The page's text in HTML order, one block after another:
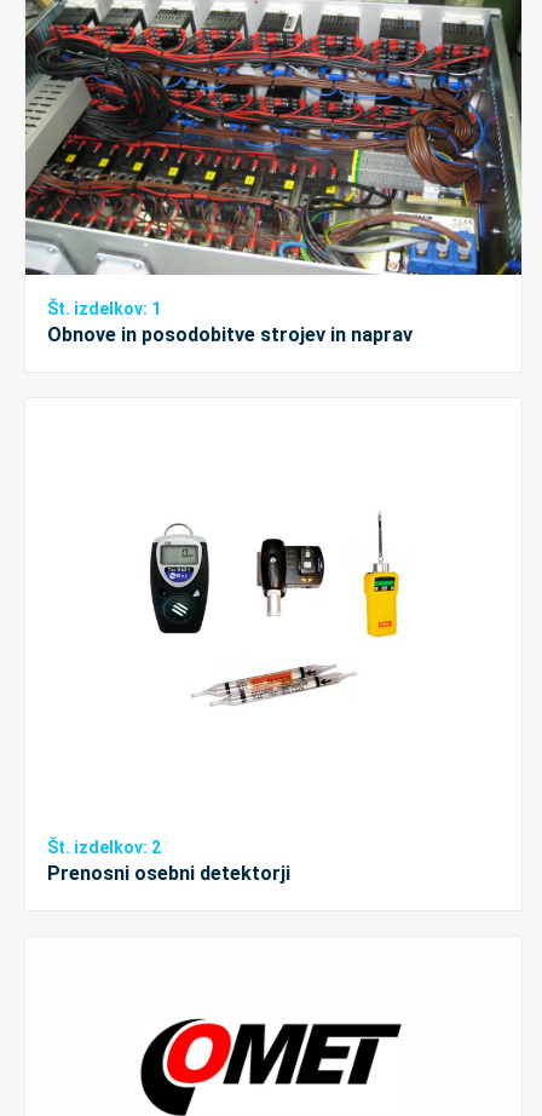
Št. izdelkov: 1
Obnove in posodobitve strojev in naprav
Št. izdelkov: 2
Prenosni osebni detektorji